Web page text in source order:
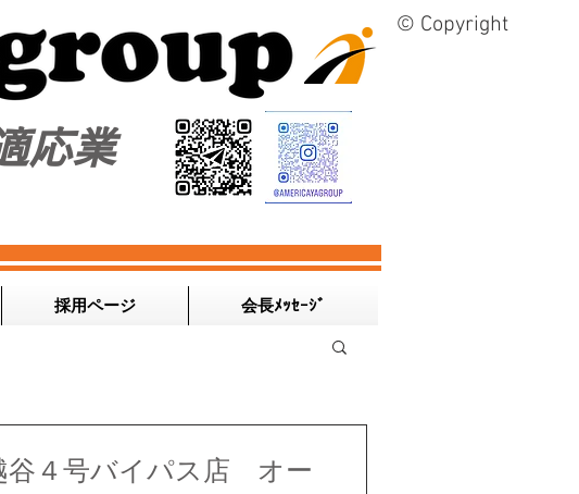
© Copyright
応業
採用ページ 会長ﾒｯｾｰｼﾞ
谷４号バイパス店 オー